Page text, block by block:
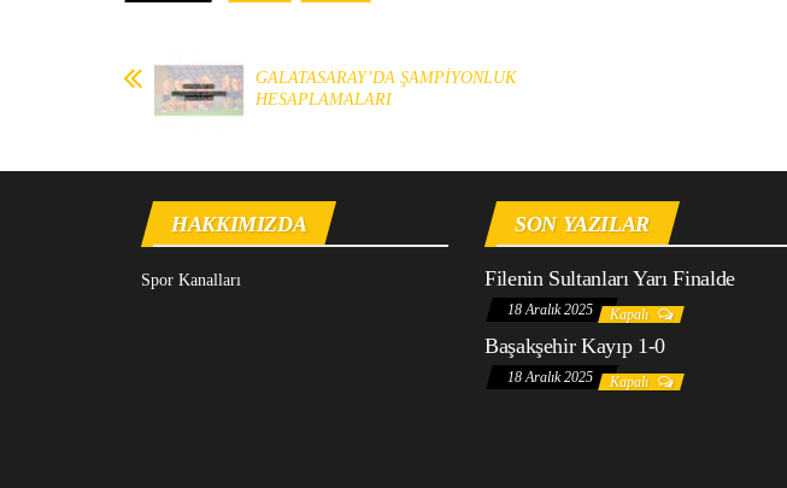
GALATASARAY’DA ŞAMPİYONLUK
HESAPLAMALARI
HAKKIMIZDA
Spor Kanalları
SON YAZILAR
Filenin Sultanları Yarı Finalde
18 Aralık 2025 Kapalı
Başakşehir Kayıp 1-0
18 Aralık 2025 Kapalı